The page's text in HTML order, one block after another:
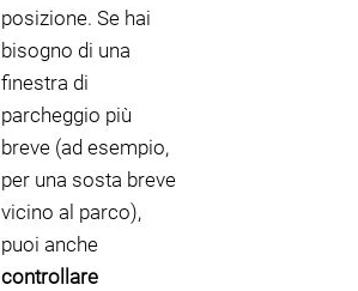
posizione. Se hai
bisogno di una
finestra di
parcheggio più
breve (ad esempio,
per una sosta breve
vicino al parco),
puoi anche
controllare